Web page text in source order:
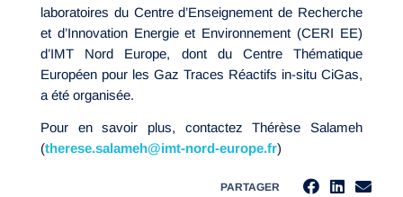
laboratoires du Centre d’Enseignement de Recherche
et d’Innovation Energie et Environnement (CERI EE)
d’IMT Nord Europe, dont du Centre Thématique
Européen pour les Gaz Traces Réactifs in-situ CiGas,
a été organisée.
Pour en savoir plus, contactez Thérèse Salameh
(therese.salameh@imt-nord-europe.fr)
PARTAGER